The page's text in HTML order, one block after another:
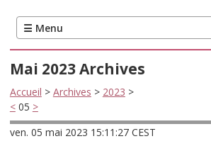
Mai 2023 Archives
Accueil > Archives > 2023 >
<05 >
ven. 05 mai 2023 15:11:27 CEST